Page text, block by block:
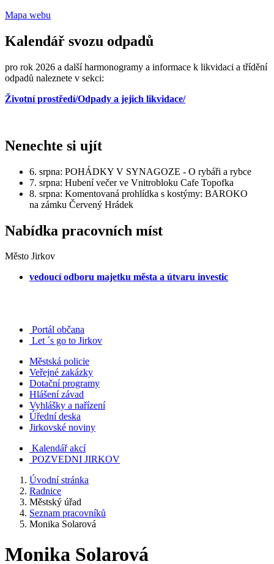
Mapa webu
Kalendář svozu odpadů
pro rok 2026 a další harmonogramy a informace k likvidaci a třídění
odpadů naleznete v sekci:
Životní prostředí/Odpady a jejich likvidace/
Nenechte si ujít
6. srpna: POHÁDKY V SYNAGOZE - O rybáři a rybce
7. srpna: Hubení večer ve Vnitrobloku Cafe Topofka
8. srpna: Komentovaná prohlídka s kostýmy: BAROKO
na zámku Červený Hrádek
Nabídka pracovních míst
Město Jirkov
vedoucí odboru majetku města a útvaru investic
Portál občana
Let ´s go to Jirkov
Městská policie
Veřejné zakázky
Dotační programy
Hlášení závad
Vyhlášky a nařízení
Úřední deska
Jirkovské noviny
Kalendář akcí
POZVEDNI JIRKOV
Úvodní stránka
Radnice
Městský úřad
Seznam pracovníků
Monika Solarová
Monika Solarová